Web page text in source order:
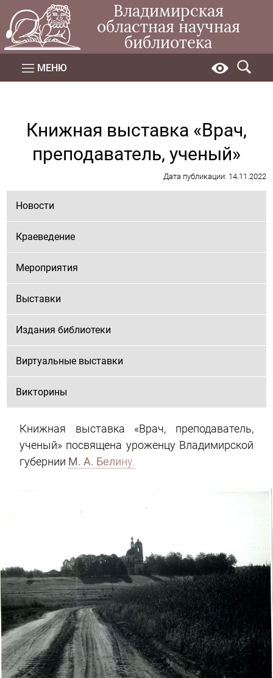
Владимирская
областная научная
библиотека
МЕНЮ
Книжная выставка «Врач,
преподаватель, ученый»
Дата публикации: 14.11.2022
Новости
Краеведение
Мероприятия
Выставки
Издания библиотеки
Виртуальные выставки
Викторины
Книжная выставка «Врач, преподаватель,
ученый» посвящена уроженцу Владимирской
губернии М. А. Белину.